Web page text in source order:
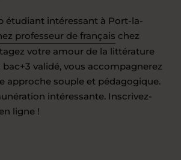
étudiant intéressant à Port-la-
professeur de français chez
votre amour de la littérature
bac+3 validé, vous accompagnerez
approche souple et pédagogique.
intéressante. Inscrivez-
ligne !